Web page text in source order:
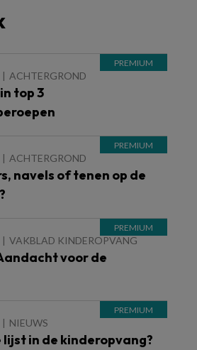
ACHTERGROND
top 3
ACHTERGROND
navels of tenen op de
VAKBLAD KINDEROPVANG
voor de
NIEUWS
in de kinderopvang?